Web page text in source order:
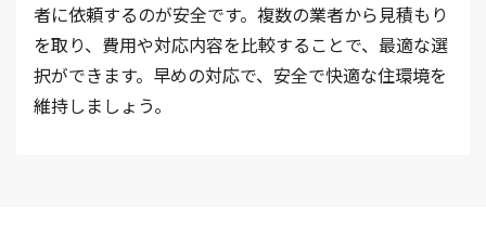
者に依頼するのが安全です。複数の業者から見積もり
を取り、費用や対応内容を比較することで、最適な選
択ができます。早めの対応で、安全で快適な住環境を
維持しましょう。